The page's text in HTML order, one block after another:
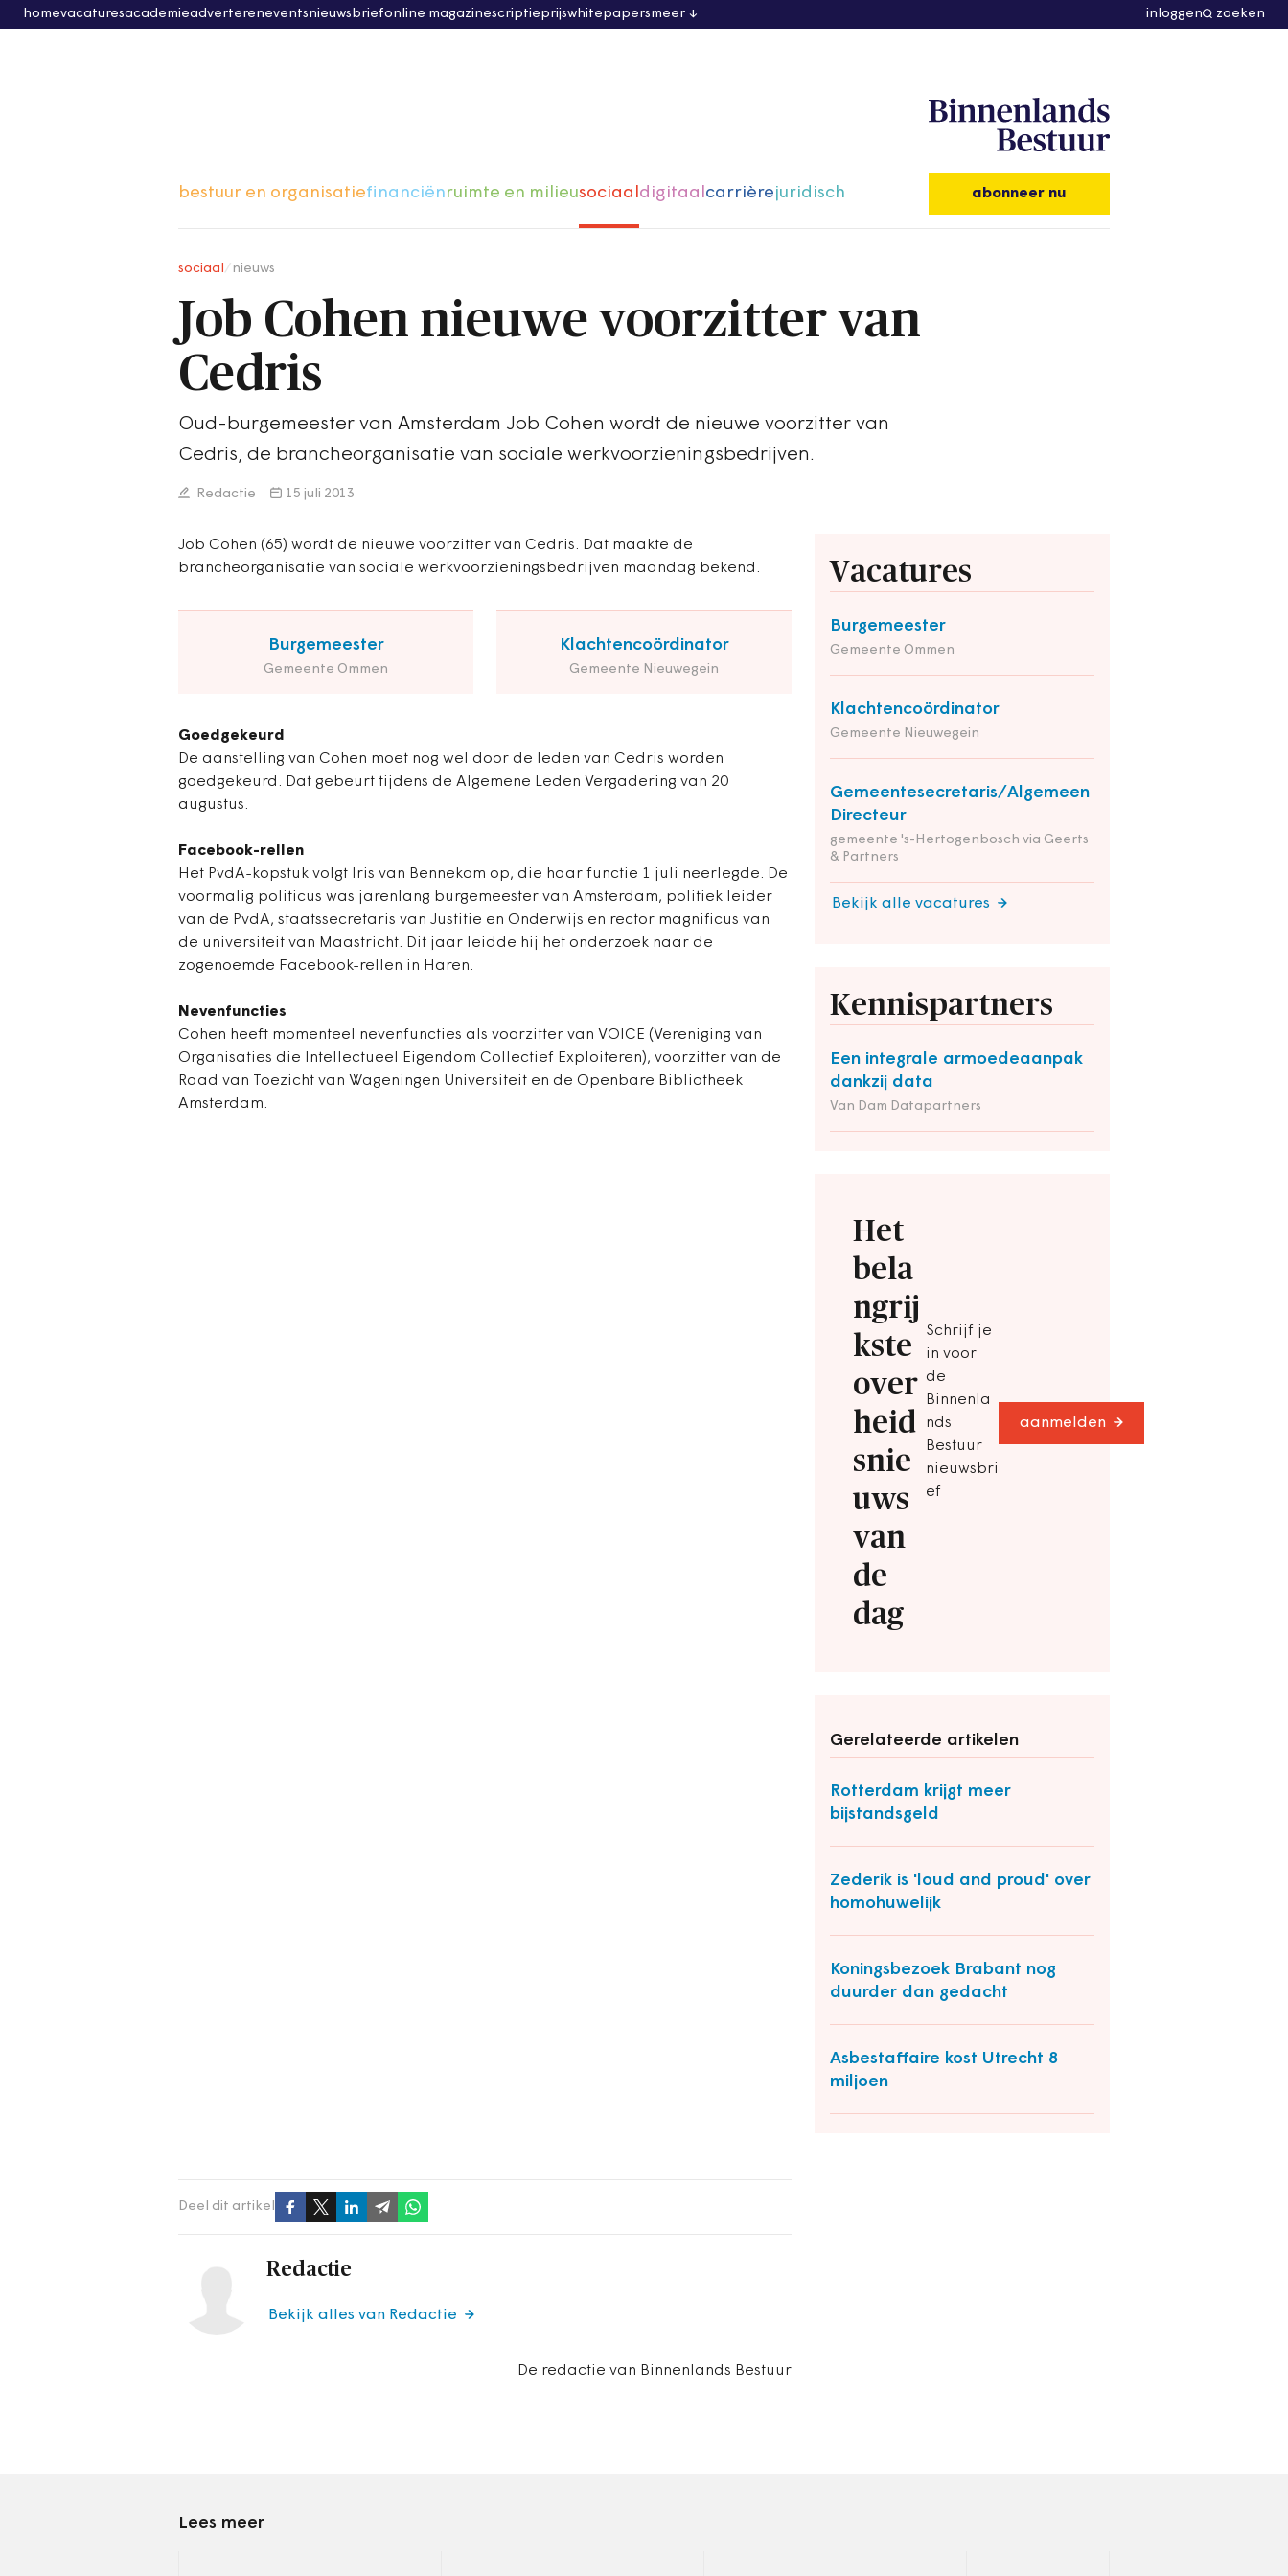
homevacaturesacademieadvertereneventsnieuwsbriefonline magazinescriptieprijswhitepapersmeer inloggen zoeken
bestuur en organisatiefinanciënruimte en milieusociaaldigitaalcarrièrejuridisch abonneer nu
sociaal nieuws
Job Cohen nieuwe voorzitter van
Cedris
Oud-burgemeester van Amsterdam Job Cohen wordt de nieuwe voorzitter van
Cedris, de brancheorganisatie van sociale werkvoorzieningsbedrijven.
Redactie 15 juli 2013
Job Cohen (65) wordt de nieuwe voorzitter van Cedris. Dat maakte de
brancheorganisatie van sociale werkvoorzieningsbedrijven maandag bekend.
Burgemeester
Gemeente Ommen
Klachtencoördinator
Gemeente Nieuwegein
Goedgekeurd
De aanstelling van Cohen moet nog wel door de leden van Cedris worden
goedgekeurd. Dat gebeurt tijdens de Algemene Leden Vergadering van 20
augustus.
Facebook-rellen
Het PvdA-kopstuk volgt Iris van Bennekom op, die haar functie 1 juli neerlegde. De
voormalig politicus was jarenlang burgemeester van Amsterdam, politiek leider
van de PvdA, staatssecretaris van Justitie en Onderwijs en rector magnificus van
de universiteit van Maastricht. Dit jaar leidde hij het onderzoek naar de
zogenoemde Facebook-rellen in Haren.
Nevenfuncties
Cohen heeft momenteel nevenfuncties als voorzitter van VOICE (Vereniging van
Organisaties die Intellectueel Eigendom Collectief Exploiteren), voorzitter van de
Raad van Toezicht van Wageningen Universiteit en de Openbare Bibliotheek
Amsterdam.
Vacatures
Burgemeester
Gemeente Ommen
Klachtencoördinator
Gemeente Nieuwegein
Gemeentesecretaris/Algemeen
Directeur
gemeente 's-Hertogenbosch via Geerts
& Partners
Bekijk alle vacatures
Kennispartners
Een integrale armoedeaanpak
dankzij data
Van Dam Datapartners
Het
bela
ngrij
kste
over
heid
snie
uws
van
de
dag
Schrijf je
in voor
de
Binnenla
nds
Bestuur
nieuwsbri
ef
aanmelden
Gerelateerde artikelen
Rotterdam krijgt meer
bijstandsgeld
Zederik is 'loud and proud' over
homohuwelijk
Koningsbezoek Brabant nog
duurder dan gedacht
Asbestaffaire kost Utrecht 8
miljoen
Deel dit artikel
Redactie
De redactie van Binnenlands Bestuur
Bekijk alles van Redactie
Lees meer